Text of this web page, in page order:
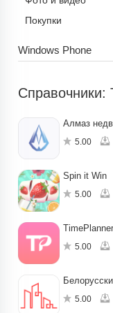
Покупки
Windows Phone
Справочники:
Алмаз
5.00
Spin it Win
5.00
5.00
5.00